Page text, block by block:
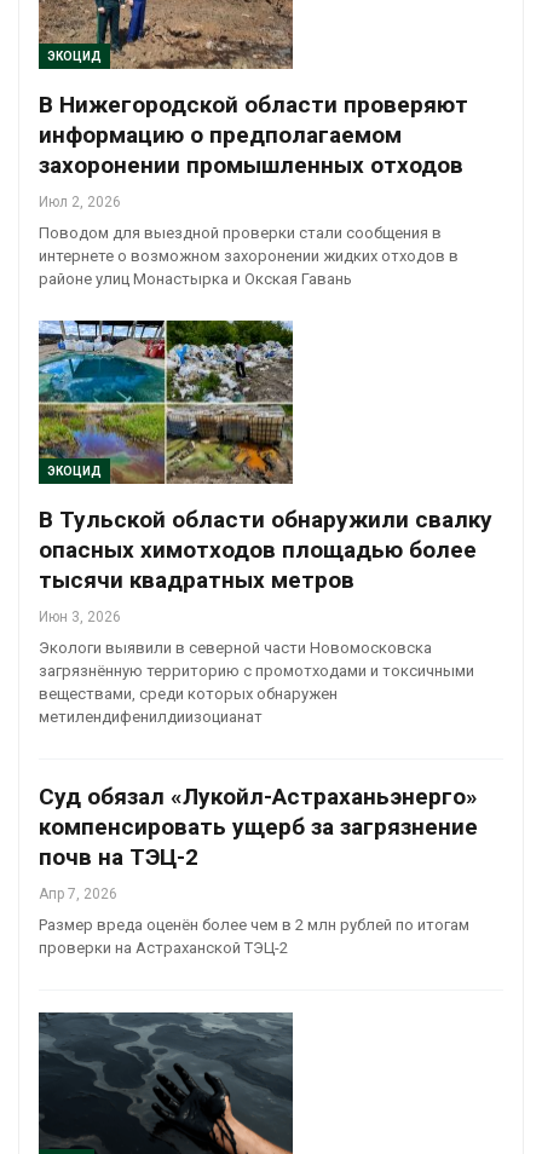
ЭКОЦИД
В Нижегородской области проверяют
информацию о предполагаемом
захоронении промышленных отходов
Июл 2, 2026
Поводом для выездной проверки стали сообщения в
интернете о возможном захоронении жидких отходов в
районе улиц Монастырка и Окская Гавань
ЭКОЦИД
В Тульской области обнаружили свалку
опасных химотходов площадью более
тысячи квадратных метров
Июн 3, 2026
Экологи выявили в северной части Новомосковска
загрязнённую территорию с промотходами и токсичными
веществами, среди которых обнаружен
метилендифенилдиизоцианат
Суд обязал «Лукойл-Астраханьэнерго»
компенсировать ущерб за загрязнение
почв на ТЭЦ-2
Апр 7, 2026
Размер вреда оценён более чем в 2 млн рублей по итогам
проверки на Астраханской ТЭЦ-2